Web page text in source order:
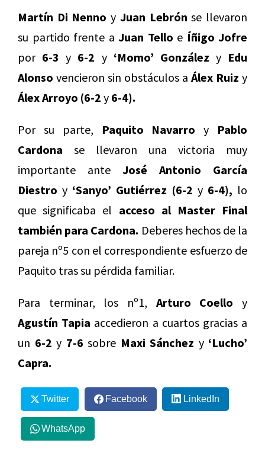
Martín Di Nenno y Juan Lebrón se llevaron
su partido frente a Juan Tello e Íñigo Jofre
por 6-3 y 6-2 y ‘Momo’ González y Edu
Alonso vencieron sin obstáculos a Álex Ruiz y
Álex Arroyo (6-2 y 6-4).
Por su parte, Paquito Navarro y Pablo
Cardona se llevaron una victoria muy
importante ante José Antonio García
Diestro y ‘Sanyo’ Gutiérrez (6-2 y 6-4), lo
que significaba el acceso al Master Final
también para Cardona. Deberes hechos de la
pareja nº5 con el correspondiente esfuerzo de
Paquito tras su pérdida familiar.
Para terminar, los nº1, Arturo Coello y
Agustín Tapia accedieron a cuartos gracias a
un 6-2 y 7-6 sobre Maxi Sánchez y ‘Lucho’
Capra.
Twitter Facebook LinkedIn
WhatsApp